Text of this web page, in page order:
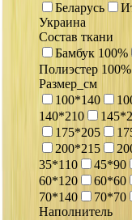
Беларусь
Украина
Состав ткани
Бамбук 100%
Полиэстер 100%
Размер_см
100*140
140*210
175*205
200*215
35*110
45*90
60*120
60*60
70*140
70*70
Наполнитель